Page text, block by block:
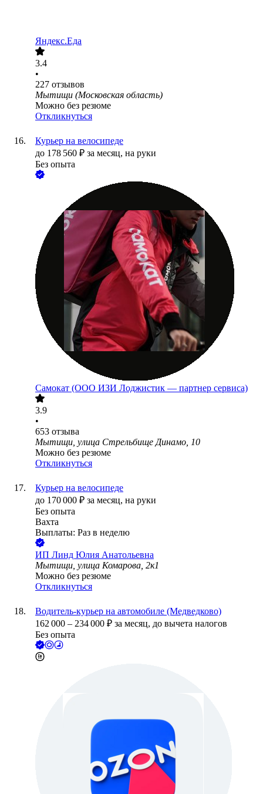
Яндекс.Еда
3.4
•
227 отзывов
Мытищи (Московская область)
Можно без резюме
Откликнуться
Курьер на велосипеде
до 178 560 ₽ за месяц, на руки
Без опыта
Самокат (ООО ИЗИ Лоджистик — партнер сервиса)
3.9
•
653 отзыва
Мытищи, улица Стрельбище Динамо, 10
Можно без резюме
Откликнуться
Курьер на велосипеде
до 170 000 ₽ за месяц, на руки
Без опыта
Вахта
Выплаты: Раз в неделю
ИП Линд Юлия Анатольевна
Мытищи, улица Комарова, 2к1
Можно без резюме
Откликнуться
Водитель-курьер на автомобиле (Медведково)
162 000 – 234 000 ₽ за месяц, до вычета налогов
Без опыта